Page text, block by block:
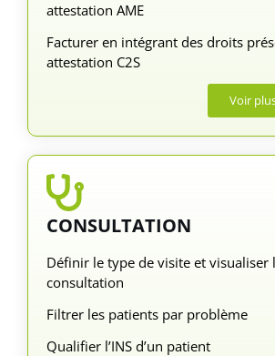
attestation AME
Facturer en intégrant des droits
attestation C2S
Voir
CONSULTATION
Définir le type de visite et visualiser
consultation
Filtrer les patients par problème
Qualifier l’INS d’un patient